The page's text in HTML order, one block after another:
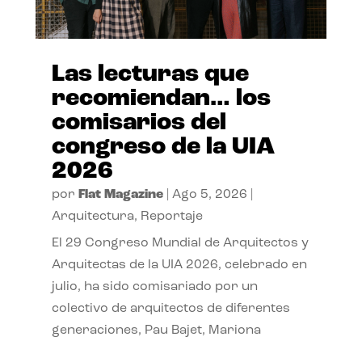
Las lecturas que
recomiendan… los
comisarios del
congreso de la UIA
2026
por Flat Magazine| Ago 5, 2026
Arquitectura, Reportaje
El 29 Congreso Mundial de Arquitectos y
Arquitectas de la UIA 2026, celebrado en
julio, ha sido comisariado por un
colectivo de arquitectos de diferentes
generaciones, Pau Bajet, Mariona